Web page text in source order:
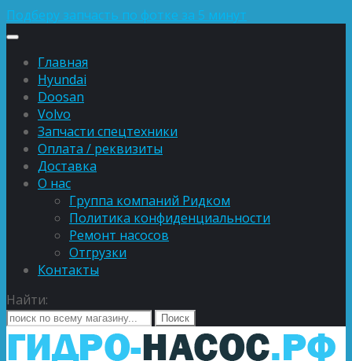
Подберу запчасть по фотке за 5 минут
Главная
Hyundai
Doosan
Volvo
Запчасти спецтехники
Оплата / реквизиты
Доставка
О нас
Группа компаний Ридком
Политика конфиденциальности
Ремонт насосов
Отгрузки
Контакты
Найти: